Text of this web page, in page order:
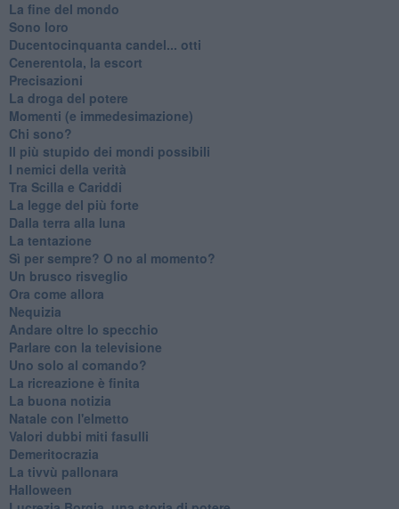
La fine del mondo
Sono loro
Ducentocinquanta candel... otti
Cenerentola, la escort
Precisazioni
La droga del potere
Momenti (e immedesimazione)
Chi sono?
Il più stupido dei mondi possibili
I nemici della verità
Tra Scilla e Cariddi
La legge del più forte
Dalla terra alla luna
La tentazione
​Sì per sempre? O no al momento?
Un brusco risveglio
Ora come allora
Nequizia
Andare oltre lo specchio
Parlare con la televisione
Uno solo al comando?
La ricreazione è finita
La buona notizia
Natale con l'elmetto
Valori dubbi miti fasulli
Demeritocrazia
La tivvù pallonara
Halloween